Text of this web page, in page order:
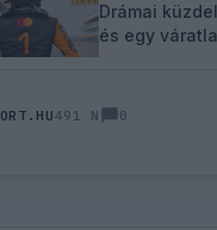
Drámai
és egy
491 N 0